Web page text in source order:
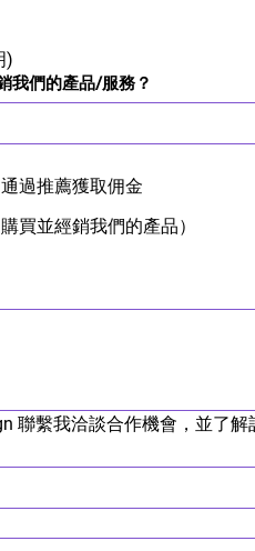
)
我們的產品/服務？
過推薦獲取佣金
買並經銷我們的產品）
聯繫我洽談合作機會，並了解